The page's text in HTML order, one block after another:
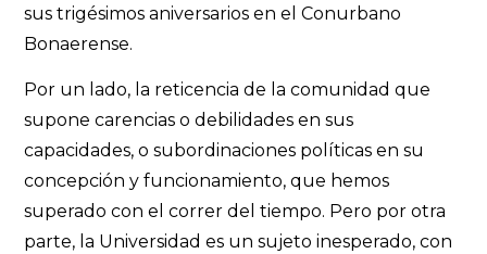
sus trigésimos aniversarios en el Conurbano
Bonaerense.
Por un lado, la reticencia de la comunidad que
supone carencias o debilidades en sus
capacidades, o subordinaciones políticas en su
concepción y funcionamiento, que hemos
superado con el correr del tiempo. Pero por otra
parte, la Universidad es un sujeto inesperado, con